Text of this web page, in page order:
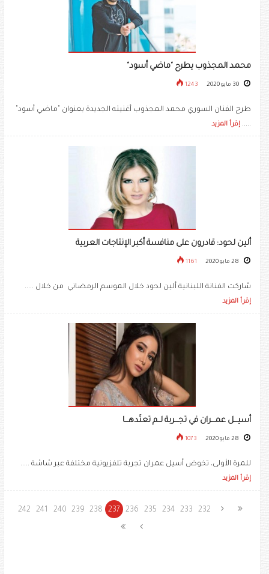
محمد المجذوب يطرح "ماضي أسود"
1243
طرح الفنان السوري محمد المجذوب أغنيته الجديدة بعنوان "ماضي أسود"
..... إقرأ المزيد
ألين لحود: قادرون على منافسة أكبر الإنتاجات العربية
1161
شاركت الفنانة اللبنانية ألين لحود خلال الموسم الرمضاني من خلال .....
إقرأ المزيد
أسيـــل عمـــران في تجـــربة لــم تعتَدهـــا
1073
للمرة الأولى، تخوض أسيل عمران تجربة تلفزيونية مختلفة عبر شاشة .....
إقرأ المزيد
232
233
234
235
236
237
238
239
240
241
242